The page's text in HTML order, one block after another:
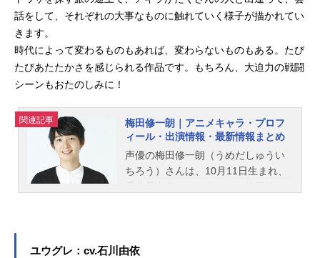
話をして、それぞれの大事なものに触れていく様子が描かれてい
きます。
時代によって変わるものもあれば、変わらないものもある。たび
たびあたたかさを感じられる作品です。もちろん、大迫力の戦闘
シーンもおたのしみに！
関連記事
梅田修一朗｜アニメキャラ・プロフ
ィール・出演情報・最新情報まとめ
声優の梅田修一朗（うめだしゅうい
ちろう）さんは、10月11日生まれ、
ユウグレ：cv.石川由依